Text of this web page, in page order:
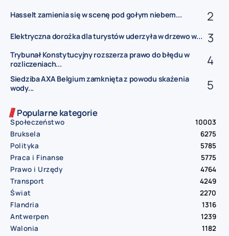
Hasselt zamienia się w scenę pod gołym niebem...
Elektryczna dorożka dla turystów uderzyła w drzewo w...
Trybunał Konstytucyjny rozszerza prawo do błędu w
rozliczeniach...
Siedziba AXA Belgium zamknięta z powodu skażenia
wody...
Popularne kategorie
Społeczeństwo
10003
Bruksela
6275
Polityka
5785
Praca i Finanse
5775
Prawo i Urzędy
4764
Transport
4249
Świat
2270
Flandria
1316
Antwerpen
1239
Walonia
1182